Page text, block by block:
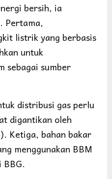
bersih, ia
Pertama,
listrik yang berbasis
untuk
sebagai sumber
distribusi gas perlu
digantikan oleh
Ketiga, bahan bakar
menggunakan BBM